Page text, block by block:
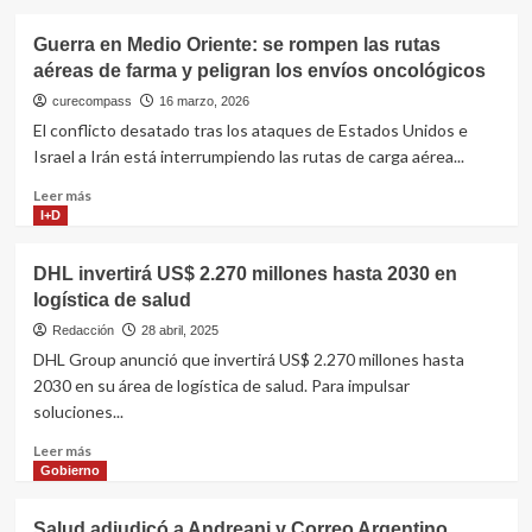
IN
FARMA
estrena
un
de
Zona
Franca
Uruguay
acelera
su
expansión
Guerra en Medio Oriente: se rompen las rutas
aéreas de farma y peligran los envíos oncológicos
curecompass 16 marzo, 2026
El conflicto desatado tras los ataques de Estados Unidos e
Israel a Irán está interrumpiendo las rutas de carga aérea...
Leer másLeer
en
Medio
Oriente:
rompen
las
rutas
de
farma
I+D
DHL invertirá US$ 2.270 millones hasta 2030 en
logística de salud
Redacción 28 abril, 2025
DHL Group anunció que invertirá US$ 2.270 millones hasta
2030 en su área de logística de salud. Para impulsar
soluciones...
Leer másLeer
más
Gobierno